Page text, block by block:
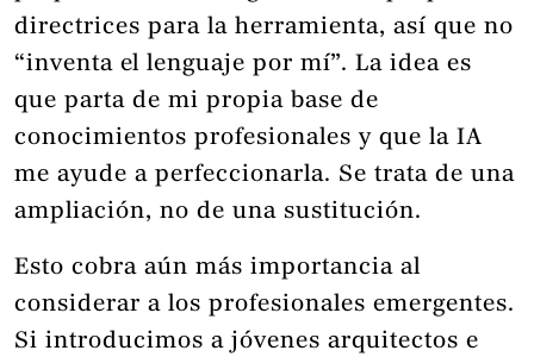
directrices para la herramienta, así que no
“inventa el lenguaje por mí”. La idea es
que parta de mi propia base de
conocimientos profesionales y que la IA
me ayude a perfeccionarla. Se trata de una
ampliación, no de una sustitución.
Esto cobra aún más importancia al
considerar a los profesionales emergentes.
Si introducimos a jóvenes arquitectos e